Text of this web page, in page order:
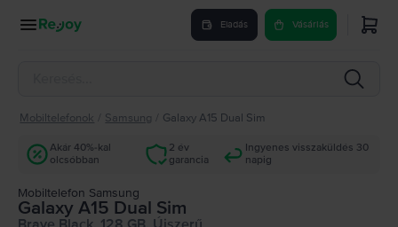
Eladás Vásárlás
Mobiltelefonok Samsung Galaxy A15 Dual Sim
Akár 40%-kal
olcsóbban
2 év
garancia
Ingyenes visszaküldés 30
napig
Mobiltelefon Samsung
Galaxy A15 Dual Sim